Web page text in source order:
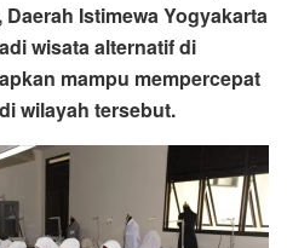
Istimewa Yogyakarta
wisata alternatif di
mampu mempercepat
wilayah tersebut.